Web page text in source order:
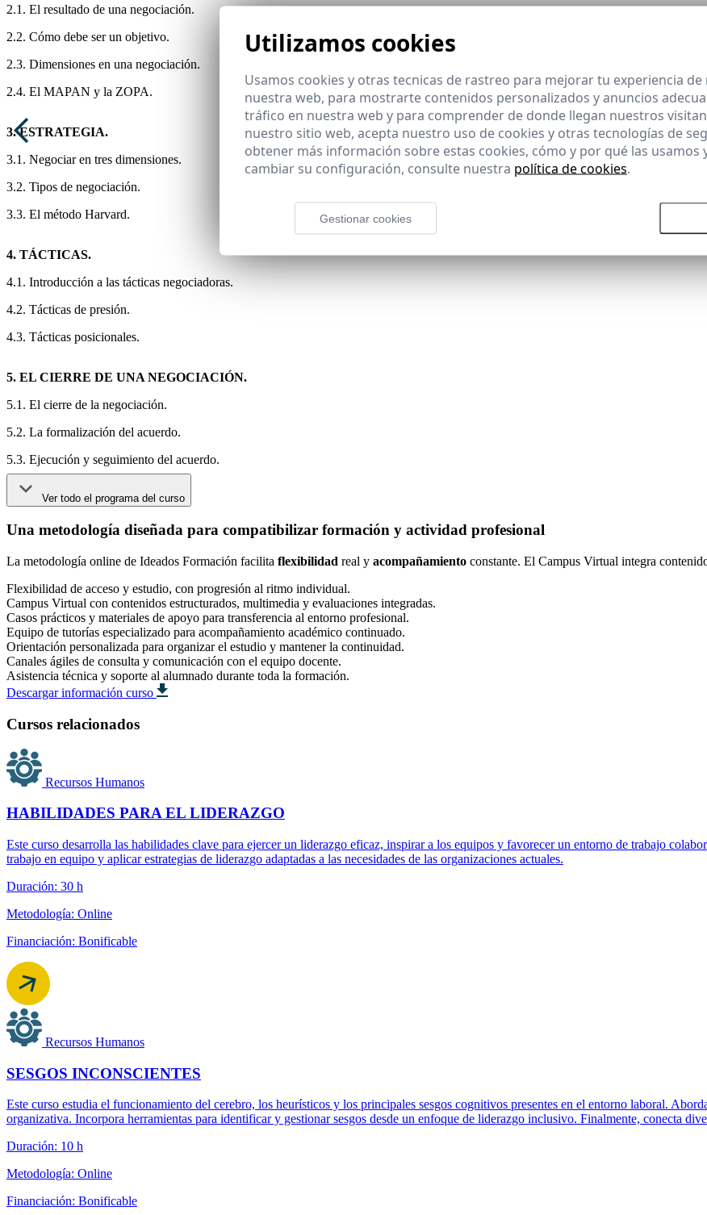
2.1. El resultado de una negociación.
2.2. Cómo debe ser un objetivo.
2.3. Dimensiones en una negociación.
2.4. El MAPAN y la ZOPA.
3. ESTRATEGIA.
3.1. Negociar en tres dimensiones.
3.2. Tipos de negociación.
3.3. El método Harvard.
4. TÁCTICAS.
4.1. Introducción a las tácticas negociadoras.
4.2. Tácticas de presión.
4.3. Tácticas posicionales.
5. EL CIERRE DE UNA NEGOCIACIÓN.
5.1. El cierre de la negociación.
5.2. La formalización del acuerdo.
5.3. Ejecución y seguimiento del acuerdo.
Ver todo el programa del curso
Una metodología diseñada para compatibilizar formación y actividad profesional
La metodología online de Ideados Formación facilita flexibilidad real y acompañamiento constante. El Campus Virtual integra
Flexibilidad de acceso y estudio, con progresión al ritmo individual.
Campus Virtual con contenidos estructurados, multimedia y evaluaciones integradas.
Casos prácticos y materiales de apoyo para transferencia al entorno profesional.
Equipo de tutorías especializado para acompañamiento académico continuado.
Orientación personalizada para organizar el estudio y mantener la continuidad.
Canales ágiles de consulta y comunicación con el equipo docente.
Asistencia técnica y soporte al alumnado durante toda la formación.
Descargar información curso
Cursos relacionados
Recursos Humanos
HABILIDADES PARA EL LIDERAZGO
Este curso desarrolla las habilidades clave para ejercer un liderazgo eficaz, inspirar a los equipos y favorecer un entorno de trabajo
trabajo en equipo y aplicar estrategias de liderazgo adaptadas a las necesidades de las organizaciones actuales.
Duración: 30 h
Metodología: Online
Financiación: Bonificable
Recursos Humanos
SESGOS INCONSCIENTES
Este curso estudia el funcionamiento del cerebro, los heurísticos y los principales sesgos cognitivos presentes en el entorno laboral.
organizativa. Incorpora herramientas para identificar y gestionar sesgos desde un enfoque de liderazgo inclusivo. Finalmente, conecta
Duración: 10 h
Metodología: Online
Financiación: Bonificable
Utilizamos cookies
Usamos cookies y otras tecnicas de rastreo para mejorar tu experiencia de
nuestra web, para mostrarte contenidos personalizados y anuncios
tráfico en nuestra web y para comprender de donde llegan nuestros
nuestro sitio web, acepta nuestro uso de cookies y otras tecnologías de
obtener más información sobre estas cookies, cómo y por qué las usamos
cambiar su configuración, consulte nuestra política de cookies.
Gestionar cookies